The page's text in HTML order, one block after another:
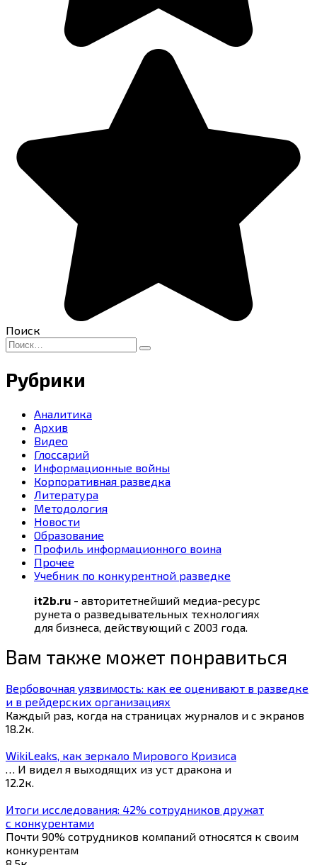
Поиск
Search
for:
Рубрики
Аналитика
Архив
Видео
Глоссарий
Информационные войны
Корпоративная разведка
Литература
Методология
Новости
Образование
Профиль информационного воина
Прочее
Учебник по конкурентной разведке
it2b.ru - авторитетнейший медиа-ресурс
рунета о разведывательных технологиях
для бизнеса, действующий с 2003 года.
Вам также может понравиться
Вербовочная уязвимость: как ее оценивают в разведке
и в рейдерских организациях
Каждый раз, когда на страницах журналов и с экранов
18.2к.
WikiLeaks, как зеркало Мирового Кризиса
… И видел я выходящих из уст дракона и
12.2к.
Итоги исследования: 42% сотрудников дружат
с конкурентами
Почти 90% сотрудников компаний относятся к своим
конкурентам